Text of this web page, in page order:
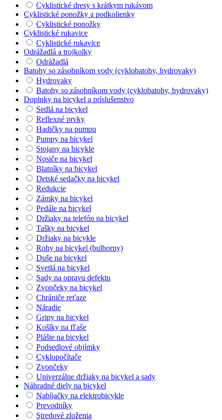
Cyklistické dresy s krátkym rukávom
Cyklistické ponožky a podkolienky
Cyklistické ponožky
Cyklistické rukavice
Cyklistické rukavice
Odrážadlá a trojkolky
Odrážadlá
Batohy so zásobníkom vody (cyklobatohy, hydrovaky)
Hydrovaky
Batohy so zásobníkom vody (cyklobatohy, hydrovaky)
Doplnky na bicykel a príslušenstvo
Sedlá na bicykel
Reflexné prvky
Hadičky na pumpu
Pumpy na bicykel
Stojany na bicykle
Nosiče na bicykel
Blatníky na bicykel
Detské sedačky na bicykel
Redukcie
Zámky na bicykel
Pedále na bicykel
Držiaky na telefón na bicykel
Tašky na bicykel
Držiaky na bicykle
Rohy na bicykel (bulhorny)
Duše na bicykel
Svetlá na bicykel
Sady na opravu defektu
Zvončeky na bicykel
Chrániče reťaze
Náradie
Gripy na bicykel
Košíky na fľaše
Plášte na bicykel
Podsedlové objímky
Cyklopočítače
Zvončeky
Univerzálne držiaky na bicykel a sady
Náhradné diely na bicykel
Nabíjačky na elektrobicykle
Prevodníky
Stredové zloženia